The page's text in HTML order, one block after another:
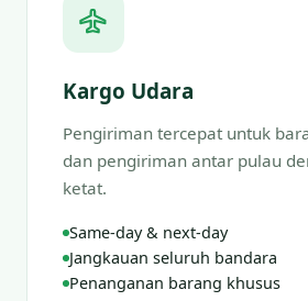
Kargo Udara
Pengiriman tercepat untuk
dan pengiriman antar pulau
ketat.
Same-day & next-day
Jangkauan seluruh bandara
Penanganan barang khusus